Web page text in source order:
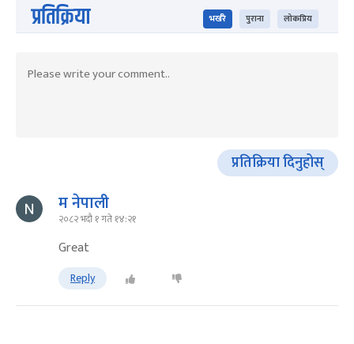
प्रतिक्रिया भर्खरै पुराना लोकप्रिय
प्रतिक्रिया दिनुहोस्
म नेपाली
२०८२ भदौ १ गते १४:२१
Great
Reply